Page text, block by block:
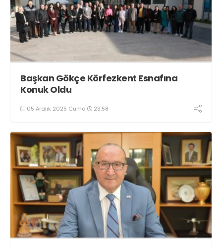
Başkan Gökçe Körfezkent Esnafına
Konuk Oldu
05 Aralık 2025 Cuma 23:58